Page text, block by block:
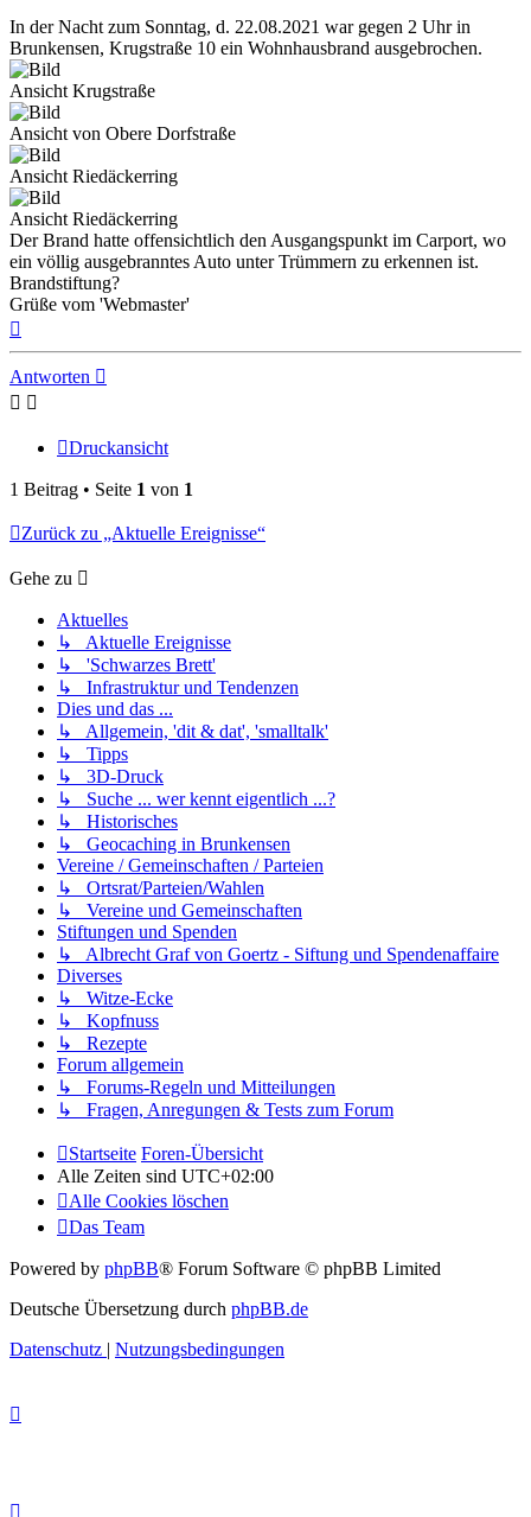
In der Nacht zum Sonntag, d. 22.08.2021 war gegen 2 Uhr in
Brunkensen, Krugstraße 10 ein Wohnhausbrand ausgebrochen.
Ansicht Krugstraße
Ansicht von Obere Dorfstraße
Ansicht Riedäckerring
Ansicht Riedäckerring
Der Brand hatte offensichtlich den Ausgangspunkt im Carport, wo
ein völlig ausgebranntes Auto unter Trümmern zu erkennen ist.
Brandstiftung?
Grüße vom 'Webmaster'
Antworten
Druckansicht
1 Beitrag • Seite 1 von 1
Zurück zu „Aktuelle Ereignisse“
Gehe zu
Aktuelles
↳ Aktuelle Ereignisse
↳ 'Schwarzes Brett'
↳ Infrastruktur und Tendenzen
Dies und das ...
↳ Allgemein, 'dit & dat', 'smalltalk'
↳ Tipps
↳ 3D-Druck
↳ Suche ... wer kennt eigentlich ...?
↳ Historisches
↳ Geocaching in Brunkensen
Vereine / Gemeinschaften / Parteien
↳ Ortsrat/Parteien/Wahlen
↳ Vereine und Gemeinschaften
Stiftungen und Spenden
↳ Albrecht Graf von Goertz - Siftung und Spendenaffaire
Diverses
↳ Witze-Ecke
↳ Kopfnuss
↳ Rezepte
Forum allgemein
↳ Forums-Regeln und Mitteilungen
↳ Fragen, Anregungen & Tests zum Forum
Startseite Foren-Übersicht
Alle Zeiten sind UTC+02:00
Alle Cookies löschen
Das Team
Powered by phpBB® Forum Software © phpBB Limited
Deutsche Übersetzung durch phpBB.de
Datenschutz | Nutzungsbedingungen